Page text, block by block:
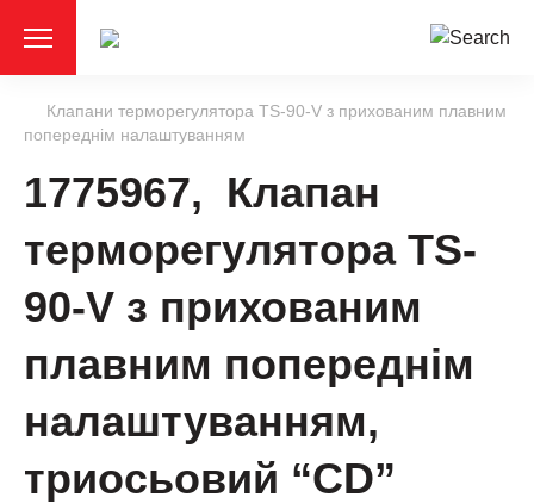
Клапани терморегулятора TS-90-V з прихованим плавним
попереднім налаштуванням
1775967, Клапан
терморегулятора TS-
90-V з прихованим
плавним попереднім
налаштуванням,
триосьовий “CD”